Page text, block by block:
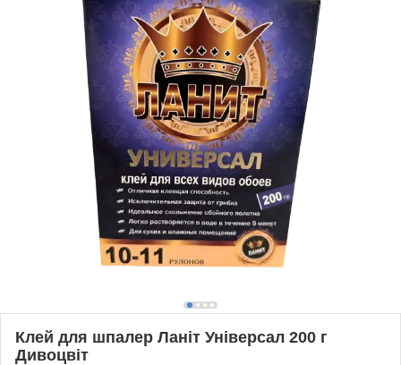
Клей для шпалер Ланіт Універсал 200 г
Дивоцвіт